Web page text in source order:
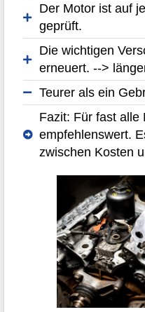
Der Motor ist auf
geprüft.
Die wichtigen
erneuert. -->
Teurer als ein
Fazit: Für fast alle
empfehlenswert.
zwischen Kosten